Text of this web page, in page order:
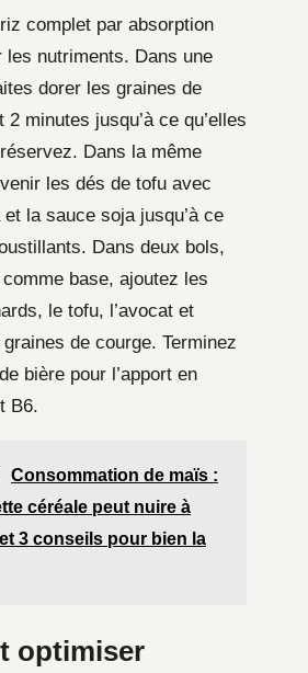
complet par absorption
les nutriments. Dans une
dorer les graines de
2 minutes jusqu’à ce qu’elles
Dans la même
les dés de tofu avec
et la sauce soja jusqu’à ce
Dans deux bols,
base, ajoutez les
le tofu, l’avocat et
de courge. Terminez
bière pour l’apport en
B6.
Consommation de maïs :
céréale peut nuire à
3 conseils pour bien la
optimiser